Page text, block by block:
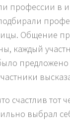
в
Общение
каждый
предложено
счастлив тот
выбрал